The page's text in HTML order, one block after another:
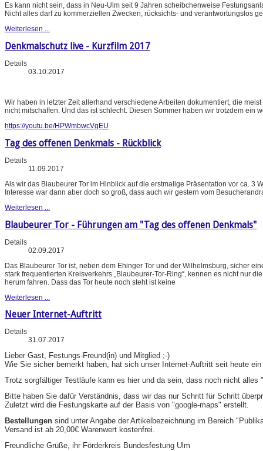
Es kann nicht sein, dass in Neu-Ulm seit 9 Jahren scheibchenweise
Nicht alles darf zu kommerziellen Zwecken, rücksichts- und verantwortungslos
Weiterlesen ...
Denkmalschutz live - Kurzfilm 2017
Details
03.10.2017
Wir haben in letzter Zeit allerhand verschiedene Arbeiten dokumentiert, die
nicht mitschaffen. Und das ist schlecht. Diesen Sommer haben wir trotzdem
https://youtu.be/HPWmbwcVgEU
Tag des offenen Denkmals - Rückblick
Details
11.09.2017
Als wir das Blaubeurer Tor im Hinblick auf die erstmalige Präsentation vor ca.
Interesse war dann aber doch so groß, dass auch wir gestern vom
Weiterlesen ...
Blaubeurer Tor - Führungen am "Tag des offenen Denkmals"
Details
02.09.2017
Das Blaubeurer Tor ist, neben dem Ehinger Tor und der Wilhelmsburg, sicher
stark frequentierten Kreisverkehrs „Blaubeurer-Tor-Ring“, kennen es nicht nur
herum fahren. Dass das Tor heute noch steht ist keine
Weiterlesen ...
Neuer Internet-Auftritt
Details
31.07.2017
Lieber Gast, Festungs-Freund(in) und Mitglied ;-)
Wie Sie sicher bemerkt haben, hat sich unser Internet-Auftritt seit heute ein
Trotz sorgfältiger Testläufe kann es hier und da sein, dass noch nicht
Bitte haben Sie dafür Verständnis, dass wir das nur Schritt für Schritt
Zuletzt wird die Festungskarte auf der Basis von "google-maps" erstellt.
Bestellungen sind unter Angabe der Artikelbezeichnung im Bereich
Versand ist ab 20,00€ Warenwert kostenfrei.
Freundliche Grüße, ihr Förderkreis Bundesfestung Ulm